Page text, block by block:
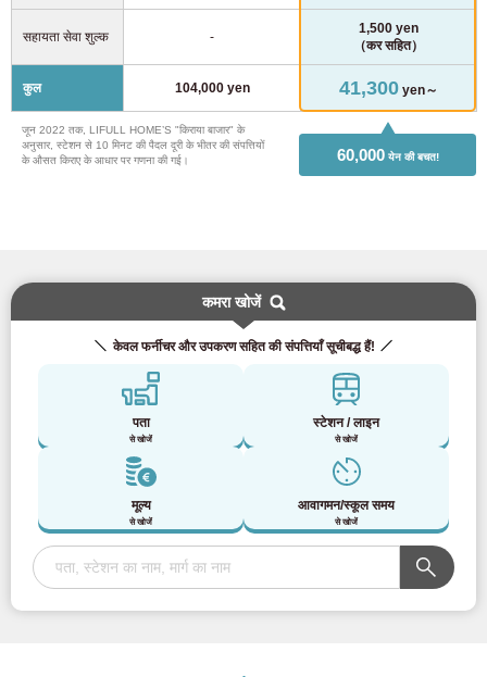
सहायता सेवा शुल्क -
1,500 yen
（कर सहित）
कुल 104,000 yen 41,300 yen～
जून 2022 तक, LIFULL HOME’S "किराया बाजार" के
अनुसार, स्टेशन से 10 मिनट की पैदल दूरी के भीतर की संपत्तियों
के औसत किराए के आधार पर गणना की गई।
60,000येन की बचत!
कमरा खोजें
केवल फर्नीचर और उपकरण सहित की संपत्तियाँ सूचीबद्ध हैं!
पता
से खोजें
स्टेशन / लाइन
से खोजें
मूल्य
से खोजें
आवागमन/स्कूल समय
से खोजें